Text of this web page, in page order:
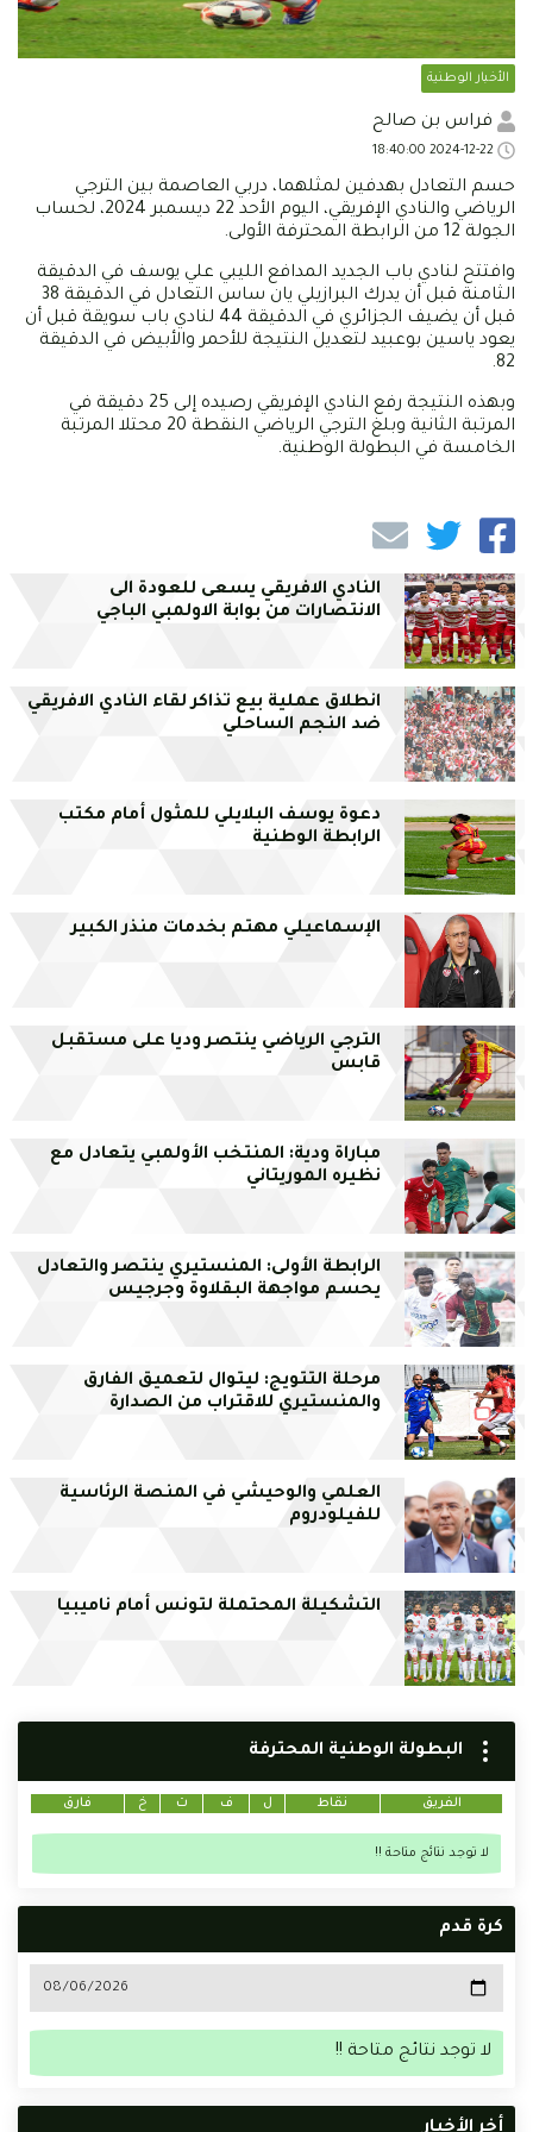
الأخبار الوطنية
فراس بن صالح
حسم التعادل بهدفين لمثلهما، دربي العاصمة بين الترجي
الرياضي والنادي الإفريقي، اليوم الأحد 22 ديسمبر 2024، لحساب
الجولة 12 من الرابطة المحترفة الأولى.
وافتتح لنادي باب الجديد المدافع الليبي علي يوسف في الدقيقة
الثامنة قبل أن يدرك البرازيلي يان ساس التعادل في الدقيقة 38
قبل أن يضيف الجزائري في الدقيقة 44 لنادي باب سويقة قبل أن
يعود ياسين بوعبيد لتعديل النتيجة للأحمر والأبيض في الدقيقة
82.
وبهذه النتيجة رفع النادي الإفريقي رصيده إلى 25 دقيقة في
المرتبة الثانية وبلغ الترجي الرياضي النقطة 20 محتلا المرتبة
الخامسة في البطولة الوطنية.
النادي الافريقي يسعى للعودة الى
الانتصارات من بوابة الاولمبي الباجي
انطلاق عملية بيع تذاكر لقاء النادي الافريقي
ضد النجم الساحلي
دعوة يوسف البلايلي للمثول أمام مكتب
الرابطة الوطنية
الإسماعيلي مهتم بخدمات منذر الكبير
الترجي الرياضي ينتصر وديا على مستقبل
قابس
مباراة ودية: المنتخب الأولمبي يتعادل مع
نظيره الموريتاني
الرابطة الأولى: المنستيري ينتصر والتعادل
يحسم مواجهة البقلاوة وجرجيس
مرحلة التتويج: ليتوال لتعميق الفارق
والمنستيري للاقتراب من الصدارة
العلمي والوحيشي في المنصة الرئاسية
للفيلودروم
التشكيلة المحتملة لتونس أمام ناميبيا
البطولة الوطنية المحترفة
الفريق نقاط ل ف ت خ فارق
لا توجد نتائج متاحة !!
كرة قدم
لا توجد نتائج متاحة !!